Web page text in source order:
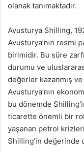
olanak tanımaktadır.
Avusturya Shilling,
Avusturya’nın resmi
birimidir. Bu süre
durumu ve
değerler kazanmış
Avusturya’nın
bu dönemde
ticarette önemli bir rol
yaşanan petrol
Shilling’in değerinde